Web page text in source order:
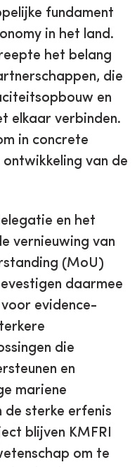
fundament
in het land.
het belang
die
en
elkaar verbinden.
in concrete
van de
en het
vernieuwing van
(MoU)
daarmee
evidence-
die
en
mariene
de sterke erfenis
blijven KMFRI
om te